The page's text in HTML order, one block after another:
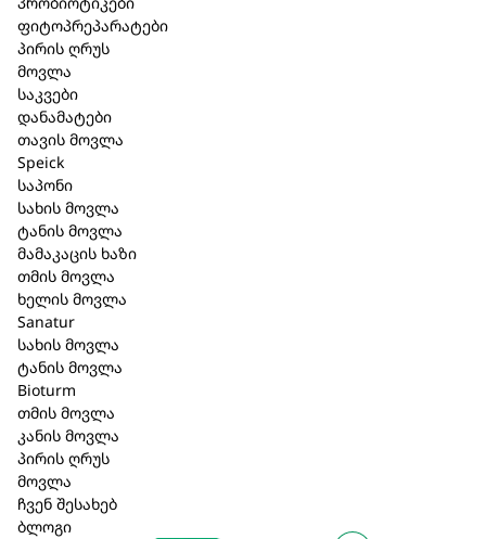
ფიტოპრეპარატები
პირის ღრუს
მოვლა
საკვები
დანამატები
თავის მოვლა
Speick
საპონი
სახის მოვლა
ტანის მოვლა
მამაკაცის ხაზი
თმის მოვლა
ხელის მოვლა
Sanatur
სახის მოვლა
ტანის მოვლა
Bioturm
თმის მოვლა
კანის მოვლა
პირის ღრუს
მოვლა
ჩვენ შესახებ
ბლოგი
მოკლე აღწერა
მზის შემდგომი სახის შრატი
ღრმა დატენიანება და მოვლა.
კონცენტრირებული შრატი მაღალ
ზემოქმედებით დატვირთული კანისთვის —
სახის, კისრისა და დეკოლტეს არეში.
აქტიური კომპლექსი 80% ორგანული ალოე ვერას
გელით, აქვს დამატენიანებელი და
დამამშვიდებელი ეფექტი.
სკვალანი კანს აბრეშუმისებრი შეგრძნებას
ანიჭებს და კანში ტენიანობას ინარჩუნებს.
ეტოინი იცავს კანს გარე ფაქტორების
ზემოქმედებისგან.